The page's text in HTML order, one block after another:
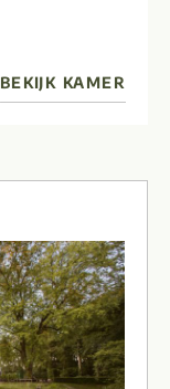
BEKIJK KAMER